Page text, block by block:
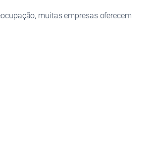
muitas empresas oferecem